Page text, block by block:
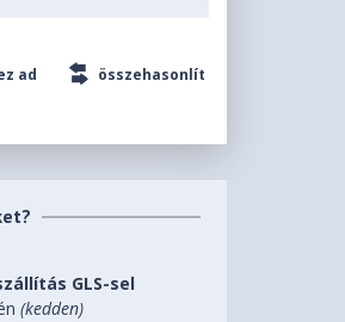
ad összehasonlít
GLS-sel
(kedden)